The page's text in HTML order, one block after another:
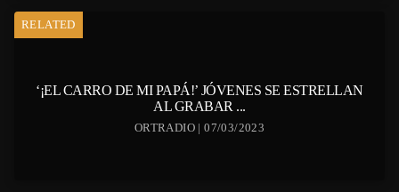
RELATED
‘¡EL CARRO DE MI PAPÁ!’ JÓVENES SE ESTRELLAN
AL GRABAR ...
ORTRADIO | 07/03/2023